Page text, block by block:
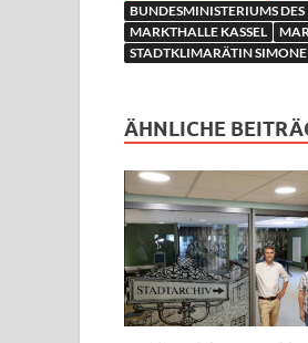
BUNDESMINISTERIUMS
MARKTHALLE KASSEL
STADTKLIMARÄTIN SIMONE
ÄHNLICHE